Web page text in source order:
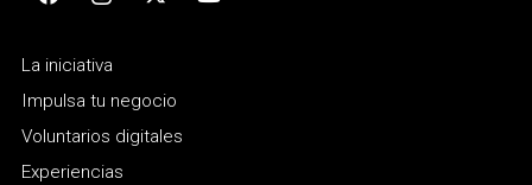
La iniciativa
Impulsa tu negocio
Voluntarios digitales
Experiencias